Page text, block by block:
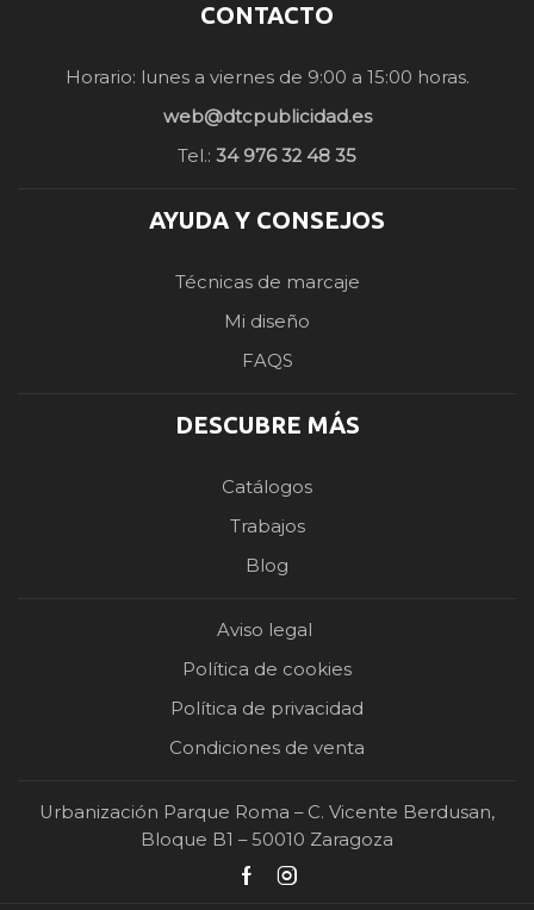
CONTACTO
Horario: lunes a viernes de 9:00 a 15:00 horas.
web@dtcpublicidad.es
Tel.: 34 976 32 48 35
AYUDA Y CONSEJOS
Técnicas de marcaje
Mi diseño
FAQS
DESCUBRE MÁS
Catálogos
Trabajos
Blog
Aviso legal
Política de cookies
Política de privacidad
Condiciones de venta
Urbanización Parque Roma – C. Vicente Berdusan,
Bloque B1 – 50010 Zaragoza